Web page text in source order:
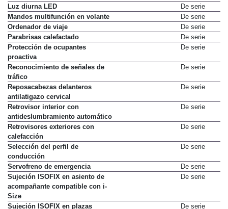
Luz de frenada de emergencia
De serie
Luz diurna LED
De serie
Mandos multifunción en volante
De serie
Ordenador de viaje
De serie
Parabrisas calefactado
De serie
Protección de ocupantes
proactiva
Reconocimiento de señales de
tráfico
Reposacabezas delanteros
antilatigazo cervical
Retrovisor interior con
antideslumbramiento automático
Retrovisores exteriores con
calefacción
Selección del perfil de
conducción
Servofreno de emergencia
De serie
Sujeción ISOFIX en asiento de
acompañante compatible con i-
Size